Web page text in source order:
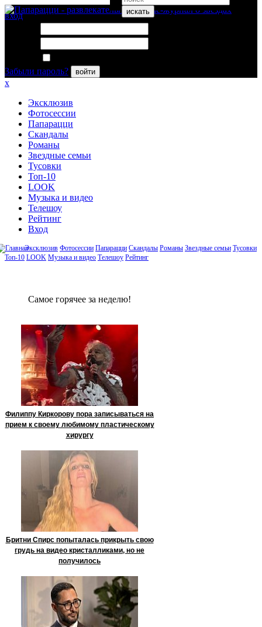
искать
вход
Забыли пароль?
войти
x
Эксклюзив
Фотосессии
Папарацци
Скандалы
Романы
Звездные семьи
Тусовки
Топ-10
LOOK
Музыка и видео
Телешоу
Рейтинг
Вход
Эксклюзив Фотосессии Папарацци Скандалы Романы Звездные семьи Тусовки
Топ-10 LOOK Музыка и видео Телешоу Рейтинг
Сaмое гoрячее за неделю!
Филиппу Киркорову пора записываться на
прием к своему любимому пластическому
хирургу
Бритни Спирс попыталась прикрыть свою
грудь на видео кристалликами, но не
получилось